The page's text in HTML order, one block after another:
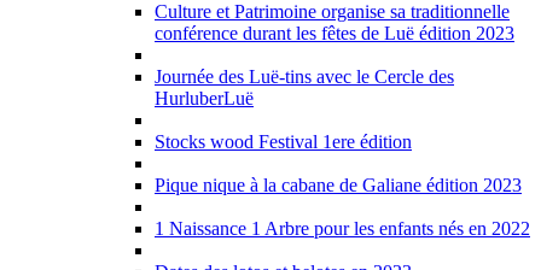
Culture et Patrimoine organise sa traditionnelle
conférence durant les fêtes de Luë édition 2023
Journée des Luë-tins avec le Cercle des
HurluberLuë
Stocks wood Festival 1ere édition
Pique nique à la cabane de Galiane édition 2023
1 Naissance 1 Arbre pour les enfants nés en 2022